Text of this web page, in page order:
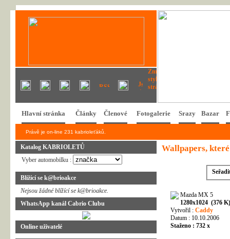
Hlavní stránka Články Členové Fotogalerie Srazy Bazar
Právě je on-line 231 kabrioleťáků.
Katalog KABRIOLETŮ
Vyber automobilku :
Blížící se k@brioakce
Nejsou žádné blížící se k@brioakce.
WhatsApp kanál Cabrio Clubu
Online uživatelé
Wallpapers,
Mazda MX 5
1280x1024 (376 K)
Vytvořil : Caddy
Datum : 10.10.2006
Staženo : 732 x